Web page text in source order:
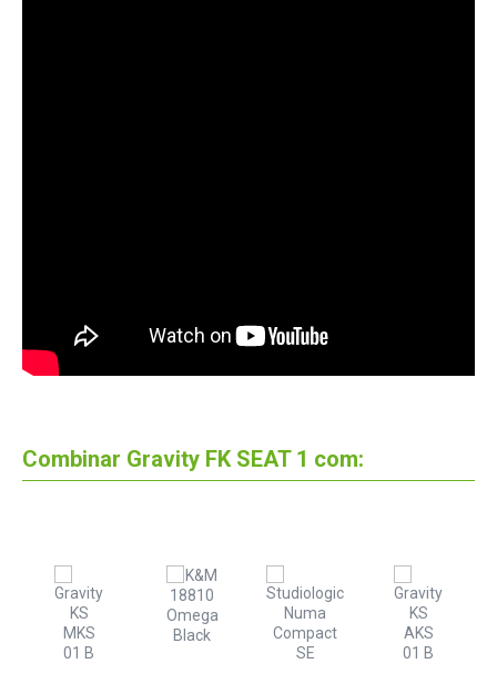
Combinar Gravity FK SEAT 1 com: